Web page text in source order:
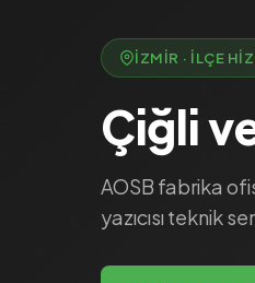
İZMIR · İLÇE
Çiğli
AOSB fabrika
yazıcısı teknik